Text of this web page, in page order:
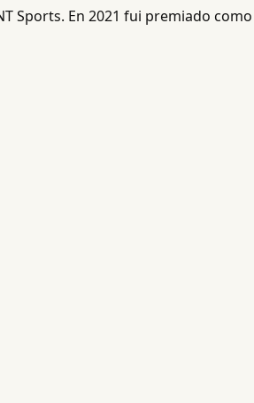
Sports. En 2021 fui premiado como